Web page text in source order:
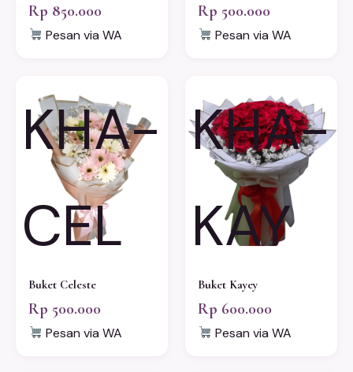
Rp 850.000
Pesan via WA
Rp 500.000
Pesan via WA
KHA-
CEL
Buket Celeste
Rp 500.000
Pesan via WA
KHA-
KAY
Buket Kayey
Rp 600.000
Pesan via WA